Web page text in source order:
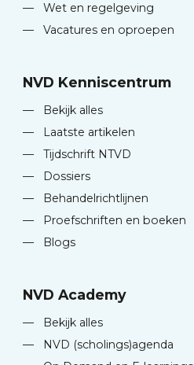
—
Wet en regelgeving
—
Vacatures en oproepen
NVD Kenniscentrum
—
Bekijk alles
—
Laatste artikelen
—
Tijdschrift NTVD
—
Dossiers
—
Behandelrichtlijnen
—
Proefschriften en boeken
—
Blogs
NVD Academy
—
Bekijk alles
—
NVD (scholings)agenda